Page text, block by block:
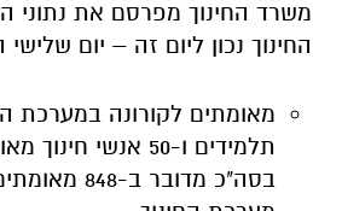
משרד החינוך מפרסם את נתוני
החינוך נכון ליום זה – יום שלישי ה-29 ביוני
תלמידים ו-50 אנשי
בסה"כ מדובר